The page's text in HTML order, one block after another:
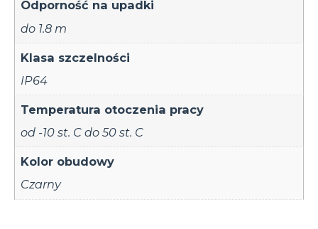
Odporność na upadki
do 1.8 m
Klasa szczelności
IP64
Temperatura otoczenia pracy
od -10 st. C do 50 st. C
Kolor obudowy
Czarny